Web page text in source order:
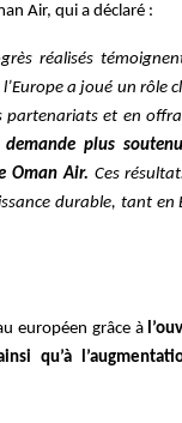
Air, qui a déclaré :
réalisés
a joué un rôle
partenariats et en
plus
Oman Air. Ces
durable, tant en
européen grâce à
qu’à